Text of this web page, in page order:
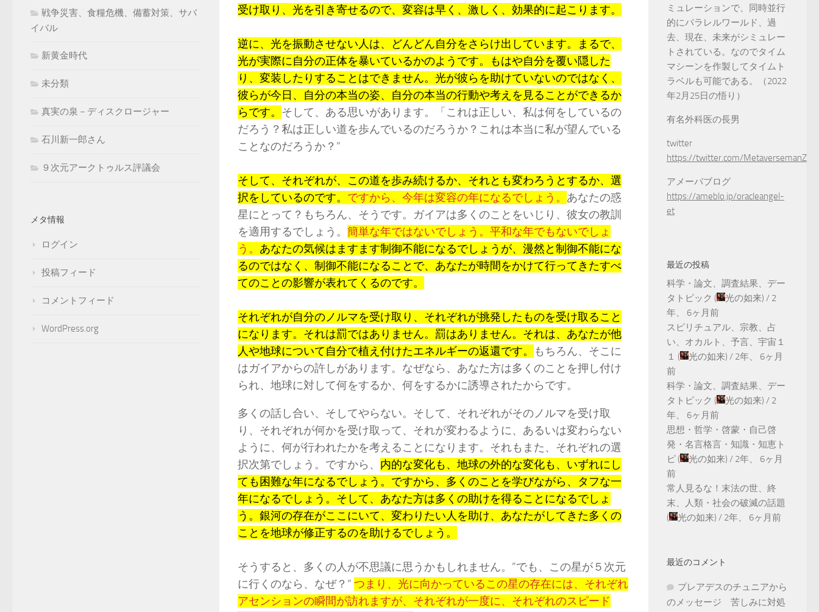
受け取り、光を引き寄せるので、変容は早く、激しく、効果的に起こります。
逆に、光を振動させない人は、どんどん自分をさらけ出しています。まるで、
光が実際に自分の正体を暴いているかのようです。もはや自分を覆い隠した
り、変装したりすることはできません。光が彼らを助けていないのではなく、
彼らが今日、自分の本当の姿、自分の本当の行動や考えを見ることができるか
らです。 そして、ある思いがあります。「これは正しい、私は何をしているの
だろう？私は正しい道を歩んでいるのだろうか？これは本当に私が望んでいる
ことなのだろうか？”
そして、それぞれが、この道を歩み続けるか、それとも変わろうとするか、選
択をしているのです。 ですから、今年は変容の年になるでしょう。 あなたの惑
星にとって？もちろん、そうです。ガイアは多くのことをいじり、彼女の教訓
を適用するでしょう。 簡単な年ではないでしょう。平和な年でもないでしょ
う。 あなたの気候はますます制御不能になるでしょうが、漫然と制御不能にな
るのではなく、制御不能になることで、あなたが時間をかけて行ってきたすべ
てのことの影響が表れてくるのです。
それぞれが自分のノルマを受け取り、それぞれが挑発したものを受け取ること
になります。それは罰ではありません。罰はありません。それは、あなたが他
人や地球について自分で植え付けたエネルギーの返還です。
もちろん、そこに
はガイアからの許しがあります。なぜなら、あなた方は多くのことを押し付け
られ、地球に対して何をするか、何をするかに誘導されたからです。
多くの話し合い、そしてやらない。そして、それぞれがそのノルマを受け取
り、それぞれが何かを受け取って、それが変わるように、あるいは変わらない
ように、何が行われたかを考えることになります。それもまた、それぞれの選
択次第でしょう。ですから、 内的な変化も、地球の外的な変化も、いずれにし
ても困難な年になるでしょう。ですから、多くのことを学びながら、タフな一
年になるでしょう。そして、あなた方は多くの助けを得ることになるでしょ
う。銀河の存在がここにいて、変わりたい人を助け、あなたがしてきた多くの
ことを地球が修正するのを助けるでしょう。
そうすると、多くの人が不思議に思うかもしれません。”でも、この星が５次元
に行くのなら、なぜ？” つまり、光に向かっているこの星の存在には、それぞれ
アセンションの瞬間が訪れますが、それぞれが一度に、それぞれのスピード
戦争災害、食糧危機、備蓄対策、サバ
イバル
新黄金時代
未分類
真実の泉－ディスクロージャー
石川新一郎さん
９次元アークトゥルス評議会
メタ情報
ログイン
投稿フィード
コメントフィード
WordPress.org
ミュレーションで、同時並行
的にパラレルワールド、過
去、現在、未来がシミュレー
トされている。なのでタイム
マシーンを作製してタイムト
ラベルも可能である。（2022
年2月25日の悟り）
有名外科医の長男
twitter
https://twitter.com/MetaversemanZ
アメーバブログ
https://ameblo.jp/oracleangel-
et
最近の投稿
科学・論文、調査結果、デー
タトピック ( 光の如来) / 2
年、 6ヶ月前
スピリチュアル、宗教、占
い、オカルト、予言、宇宙１
１ ( 光の如来) / 2年、 6ヶ月
前
科学・論文、調査結果、デー
タトピック ( 光の如来) / 2
年、 6ヶ月前
思想・哲学・啓蒙・自己啓
発・名言格言・知識・知恵ト
ピ ( 光の如来) / 2年、 6ヶ月
前
常人見るな！末法の世、終
末、人類・社会の破滅の話題
(
光の如来) / 2年、 6ヶ月前
最近のコメント
プレアデスのチュニアから
のメッセージ 苦しみに対処